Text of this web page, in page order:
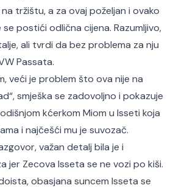
tržištu, a za ovaj poželjan i ovako
postići odlična cijena. Razumljivo,
ali tvrdi da bez problema za nju
Passata.
veći je problem što ova nije na
smješka se zadovoljno i pokazuje
kćerkom Miom u Isseti koja
i najčešći mu je suvozač.
važan detalj bila je i
jer Zecova Isseta se ne vozi po kiši.
obasjana suncem Isseta se